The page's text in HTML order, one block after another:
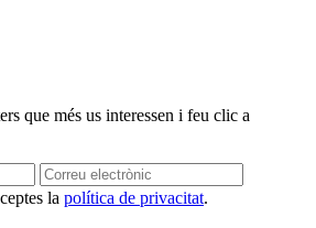
que més us interessen i feu clic a
la política de privacitat.